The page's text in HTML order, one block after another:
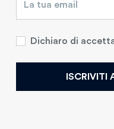
Dichiaro di
ISCRIVITI